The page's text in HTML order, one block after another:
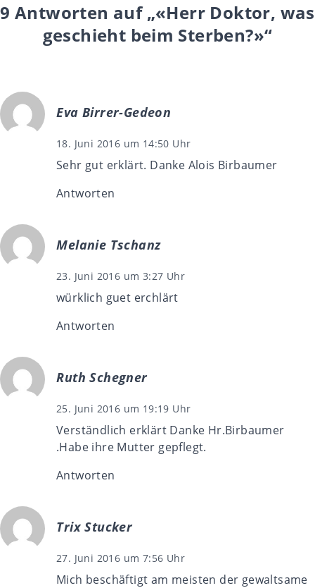
9 Antworten auf „«Herr Doktor, was
geschieht beim Sterben?»“
Eva Birrer-Gedeon
18. Juni 2016 um 14:50 Uhr
Sehr gut erklärt. Danke Alois Birbaumer
Antworten
Melanie Tschanz
23. Juni 2016 um 3:27 Uhr
würklich guet erchlärt
Antworten
Ruth Schegner
25. Juni 2016 um 19:19 Uhr
Verständlich erklärt Danke Hr.Birbaumer
.Habe ihre Mutter gepflegt.
Antworten
Trix Stucker
27. Juni 2016 um 7:56 Uhr
Mich beschäftigt am meisten der gewaltsame